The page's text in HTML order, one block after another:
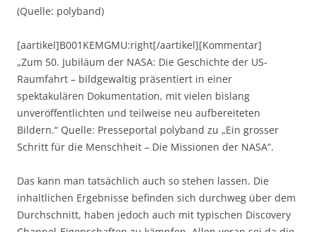
(Quelle: polyband)
[aartikel]B001KEMGMU:right[/aartikel][Kommentar]
„Zum 50. Jubiläum der NASA: Die Geschichte der US-
Raumfahrt – bildgewaltig präsentiert in einer
spektakulären Dokumentation, mit vielen bislang
unveröffentlichten und teilweise neu aufbereiteten
Bildern.“ Quelle: Presseportal polyband zu „Ein grosser
Schritt für die Menschheit – Die Missionen der NASA“.
Das kann man tatsächlich auch so stehen lassen. Die
inhaltlichen Ergebnisse befinden sich durchweg über dem
Durchschnitt, haben jedoch auch mit typischen Discovery